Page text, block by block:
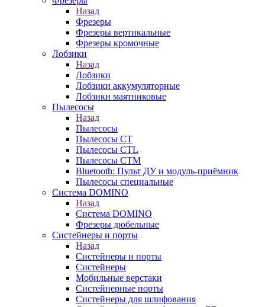
Назад
Фрезеры
Фрезеры вертикальные
Фрезеры кромочные
Лобзики
Назад
Лобзики
Лобзики аккумуляторные
Лобзики маятниковые
Пылесосы
Назад
Пылесосы
Пылесосы CT
Пылесосы CTL
Пылесосы CTM
Bluetooth: Пульт ДУ и модуль-приёмник
Пылесосы специальные
Система DOMINO
Назад
Система DOMINO
Фрезеры дюбельные
Систейнеры и порты
Назад
Систейнеры и порты
Систейнеры
Мобильные верстаки
Систейнерные порты
Систейнеры для шлифования